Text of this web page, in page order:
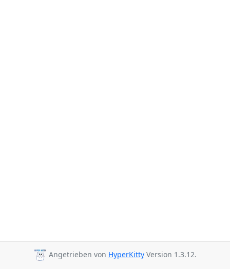
Angetrieben von HyperKittyVersion 1.3.12.